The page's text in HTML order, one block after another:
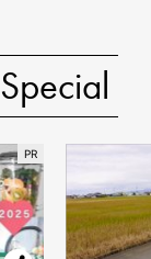
Special